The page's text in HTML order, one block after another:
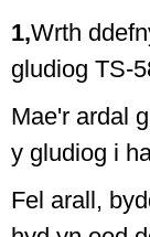
1,Wrth
gludiog TS-
Mae'r ardal
y gludiog i
Fel arall,